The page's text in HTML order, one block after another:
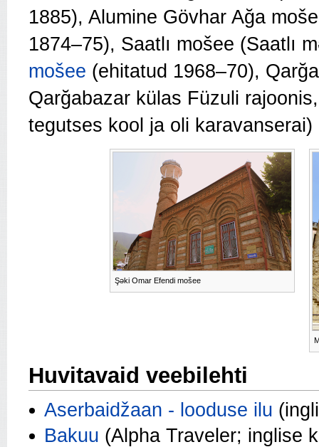
1885), Alumine Gövhar Ağa
1874–75), Saatlı mošee (Saatlı
mošee (ehitatud 1968–70),
Qarğabazar külas Füzuli
tegutses kool ja oli
Şəki Omar Efendi mošee
Huvitavaid veebilehti
Aserbaidžaan - looduse ilu
Bakuu (Alpha Traveler; inglise